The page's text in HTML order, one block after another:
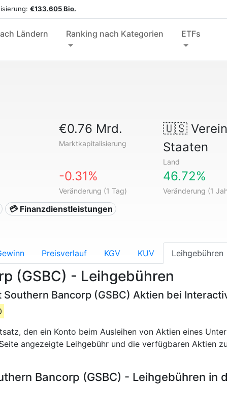
€133.605 Bio.
Ländern Ranking nach Kategorien ETFs
€0.76 Mrd.
Marktkapitalisierung
🇺🇸
Staaten
Land
-0.31%
Veränderung (1 Tag)
46.72%
Veränderung (1
💳 Finanzdienstleistungen
Preisverlauf KGV KUV Leihgebühren
(GSBC) - Leihgebühren
Bancorp (GSBC) Aktien bei
den ein Konto beim Ausleihen von Aktien eines
angezeigte Leihgebühr und die verfügbaren Aktien
Bancorp (GSBC) - Leihgebühren in